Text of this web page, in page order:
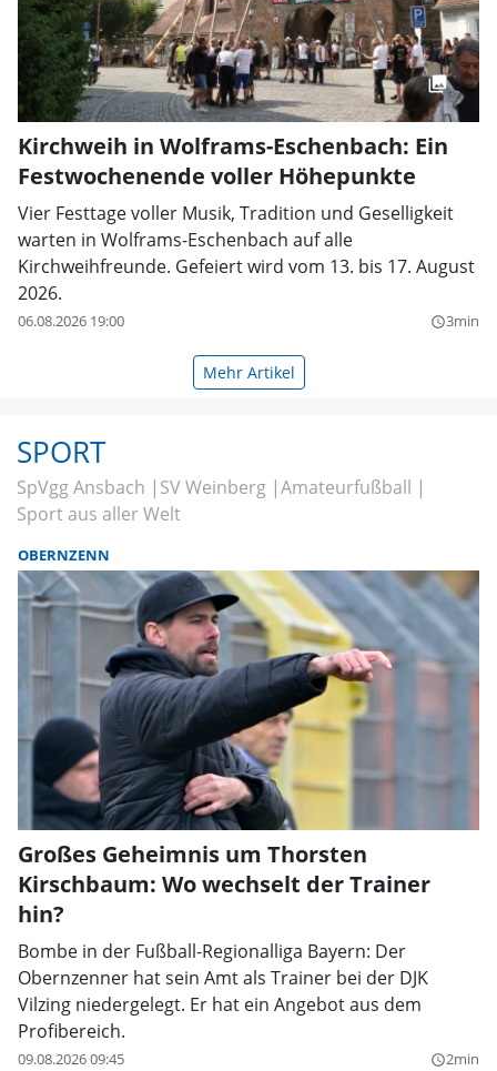
Kirchweih in Wolframs-Eschenbach: Ein
Festwochenende voller Höhepunkte
Vier Festtage voller Musik, Tradition und Geselligkeit
warten in Wolframs-Eschenbach auf alle
Kirchweihfreunde. Gefeiert wird vom 13. bis 17. August
2026.
06.08.2026 19:00 query_builder3min
Mehr Artikel
SPORT
SpVgg Ansbach SV Weinberg Amateurfußball
Sport aus aller Welt
OBERNZENN
Großes Geheimnis um Thorsten
Kirschbaum: Wo wechselt der Trainer
hin?
Bombe in der Fußball-Regionalliga Bayern: Der
Obernzenner hat sein Amt als Trainer bei der DJK
Vilzing niedergelegt. Er hat ein Angebot aus dem
Profibereich.
09.08.2026 09:45 query_builder2min